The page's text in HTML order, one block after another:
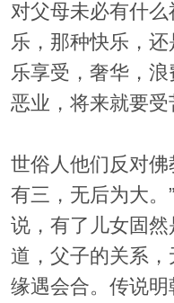
对父母未必有什
乐，那种快乐，
乐享受，奢华，
恶业，将来就要受
世俗人他们反对佛
有三，无后为大。
说，有了儿女固
道，父子的关系，
缘遇会合。传说